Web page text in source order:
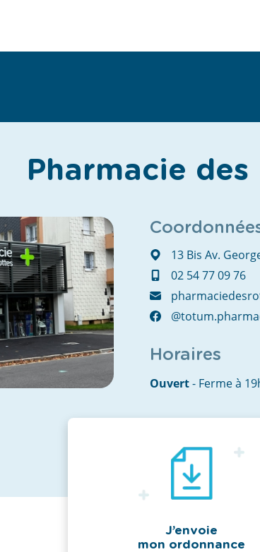
Pharmacie
13 Bis Av.
02 54 77 09 76
Horaires
Ouvert- Ferme à
J’envoie
mon ordonnance